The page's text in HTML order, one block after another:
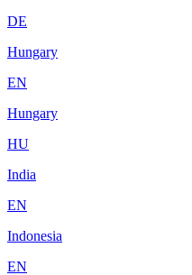
DE
Hungary
EN
Hungary
HU
India
EN
Indonesia
EN